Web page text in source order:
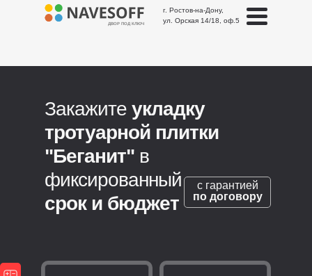
г. Ростов-на-Дону,
ул. Орская 14/18, оф.5
ДВОР ПОД КЛЮЧ
Закажите укладку
тротуарной плитки
"Беганит" в
фиксированный
срок и бюджет
с гарантией
по договору